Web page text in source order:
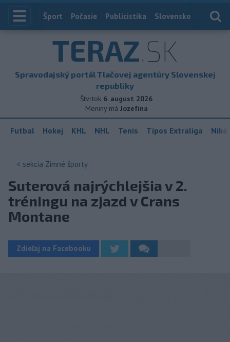
Index
Šport Počasie Publicistika Slovensko
TERAZ.SK
Spravodajský portál Tlačovej agentúry Slovenskej
republiky
Štvrtok 6. august 2026
Meniny má Jozefína
Futbal Hokej KHL NHL Tenis Tipos Extraliga
< sekcia Zimné športy
Suterová najrýchlejšia v 2.
tréningu na zjazd v Crans
Montane
Zdieľaj na Facebooku